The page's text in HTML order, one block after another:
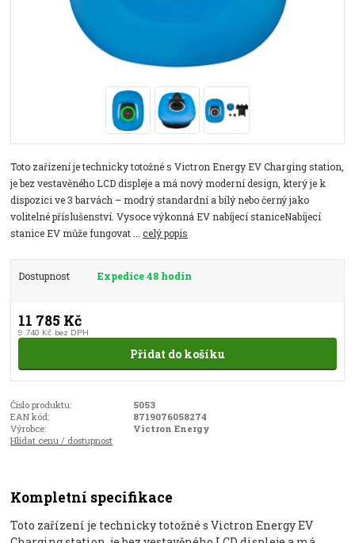
Toto zařízení je technicky totožné s Victron Energy EV Charging station,
je bez vestavěného LCD displeje a má nový moderní design, který je k
dispozici ve 3 barvách – modrý standardní a bílý nebo černý jako
volitelné příslušenství. Vysoce výkonná EV nabíjecí staniceNabíjecí
stanice EV může fungovat ...celý popis
Dostupnost Expedice 48 hodin
11 785 Kč
9 740 Kč bez DPH
Přidat do košíku
Číslo produktu:
5053
EAN kód:
8719076058274
Výrobce:
Victron Energy
Hlídat cenu / dostupnost
Kompletní specifikace
Toto zařízení je technicky totožné s Victron Energy EV